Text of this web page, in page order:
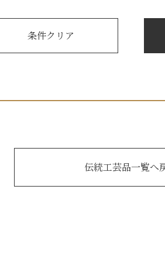
伝統工芸品一覧へ